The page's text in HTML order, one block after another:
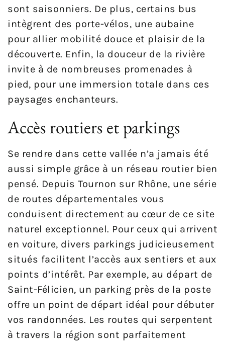
sont saisonniers. De plus, certains bus
intègrent des porte-vélos, une aubaine
pour allier mobilité douce et plaisir de la
découverte. Enfin, la douceur de la rivière
invite à de nombreuses promenades à
pied, pour une immersion totale dans ces
paysages enchanteurs.
Accès routiers et parkings
Se rendre dans cette vallée n’a jamais été
aussi simple grâce à un réseau routier bien
pensé. Depuis Tournon sur Rhône, une série
de routes départementales vous
conduisent directement au cœur de ce site
naturel exceptionnel. Pour ceux qui arrivent
en voiture, divers parkings judicieusement
situés facilitent l’accès aux sentiers et aux
points d’intérêt. Par exemple, au départ de
Saint-Félicien, un parking près de la poste
offre un point de départ idéal pour débuter
vos randonnées. Les routes qui serpentent
à travers la région sont parfaitement